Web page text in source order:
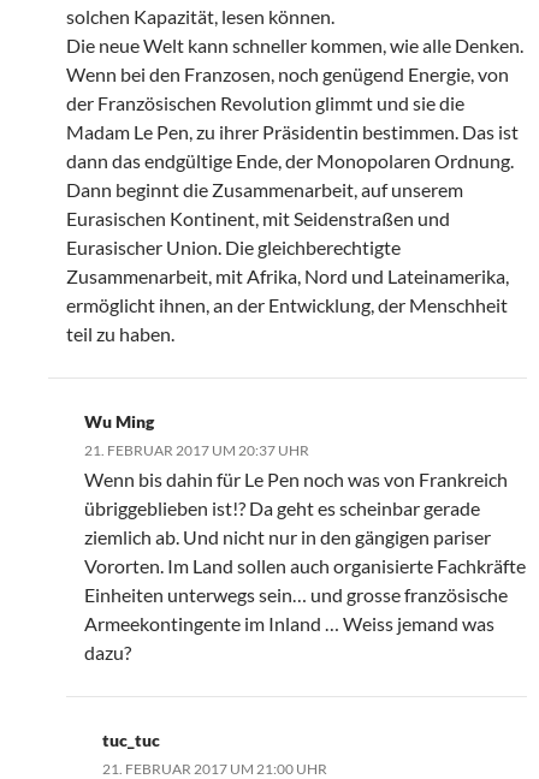
solchen Kapazität, lesen können.
Die neue Welt kann schneller kommen, wie alle Denken.
Wenn bei den Franzosen, noch genügend Energie, von
der Französischen Revolution glimmt und sie die
Madam Le Pen, zu ihrer Präsidentin bestimmen. Das ist
dann das endgültige Ende, der Monopolaren Ordnung.
Dann beginnt die Zusammenarbeit, auf unserem
Eurasischen Kontinent, mit Seidenstraßen und
Eurasischer Union. Die gleichberechtigte
Zusammenarbeit, mit Afrika, Nord und Lateinamerika,
ermöglicht ihnen, an der Entwicklung, der Menschheit
teil zu haben.
Wu Ming
21. FEBRUAR 2017 UM 20:37 UHR
Wenn bis dahin für Le Pen noch was von Frankreich
übriggeblieben ist!? Da geht es scheinbar gerade
ziemlich ab. Und nicht nur in den gängigen pariser
Vororten. Im Land sollen auch organisierte Fachkräfte
Einheiten unterwegs sein… und grosse französische
Armeekontingente im Inland … Weiss jemand was
dazu?
tuc_tuc
21. FEBRUAR 2017 UM 21:00 UHR